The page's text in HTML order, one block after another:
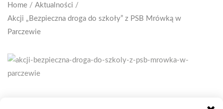
Home / Aktualności /
Akcji „Bezpieczna droga do szkoły” z PSB Mrówką w
Parczewie